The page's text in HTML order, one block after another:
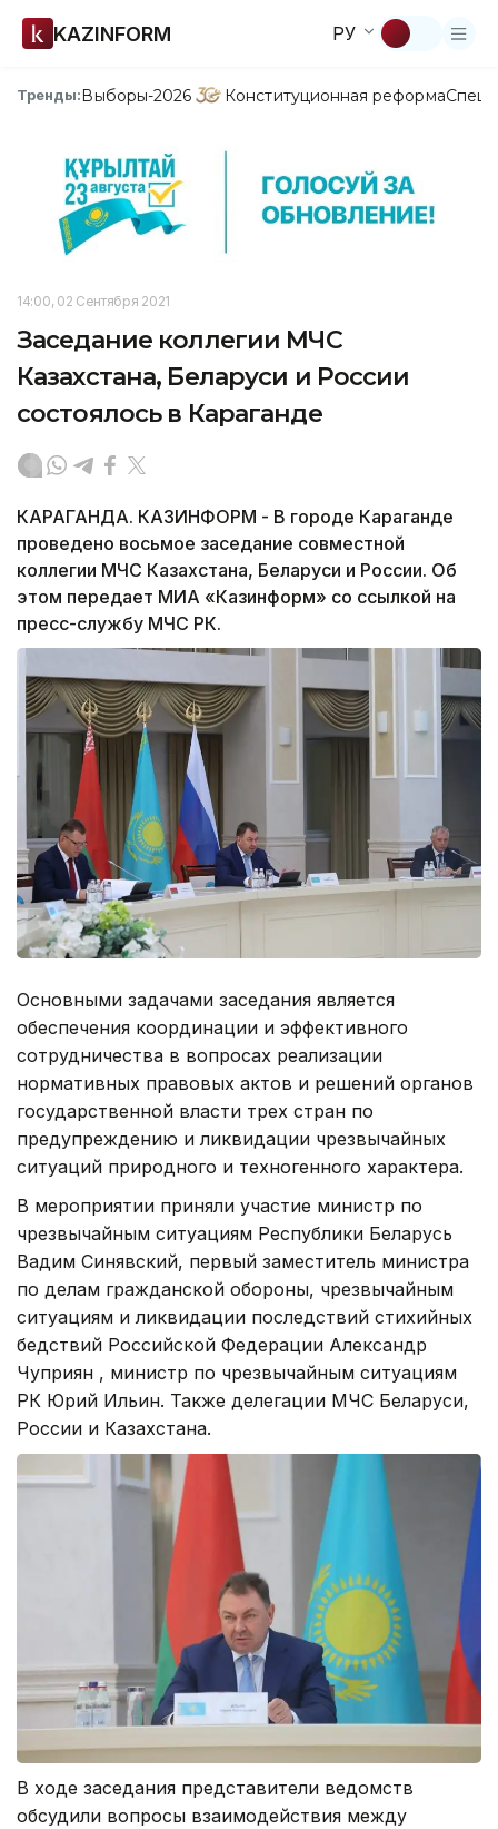
KAZINFORM РУ
Тренды:Выборы-2026 Конституционная реформа
14:00, 02 Сентября 2021
Заседание коллегии МЧС
Казахстана, Беларуси и России
состоялось в Караганде
КАРАГАНДА. КАЗИНФОРМ - В городе Караганде
проведено восьмое заседание совместной
коллегии МЧС Казахстана, Беларуси и России. Об
этом передает МИА «Казинформ» со ссылкой на
пресс-службу МЧС РК.
Основными задачами заседания является
обеспечения координации и эффективного
сотрудничества в вопросах реализации
нормативных правовых актов и решений органов
государственной власти трех стран по
предупреждению и ликвидации чрезвычайных
ситуаций природного и техногенного характера.
В мероприятии приняли участие министр по
чрезвычайным ситуациям Республики Беларусь
Вадим Синявский, первый заместитель министра
по делам гражданской обороны, чрезвычайным
ситуациям и ликвидации последствий стихийных
бедствий Российской Федерации Александр
Чуприян , министр по чрезвычайным ситуациям
РК Юрий Ильин. Также делегации МЧС Беларуси,
России и Казахстана.
В ходе заседания представители ведомств
обсудили вопросы взаимодействия между